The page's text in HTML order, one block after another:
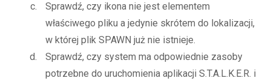
Sprawdź, czy ikona nie jest elementem
właściwego pliku a jedynie skrótem do lokalizacji,
w której plik SPAWN już nie istnieje.
Sprawdź, czy system ma odpowiednie zasoby
potrzebne do uruchomienia aplikacji S.T.A.L.K.E.R. i